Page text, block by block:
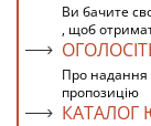
Ви бачите
, щоб
Про надання
пропозицію
КАТАЛОГ